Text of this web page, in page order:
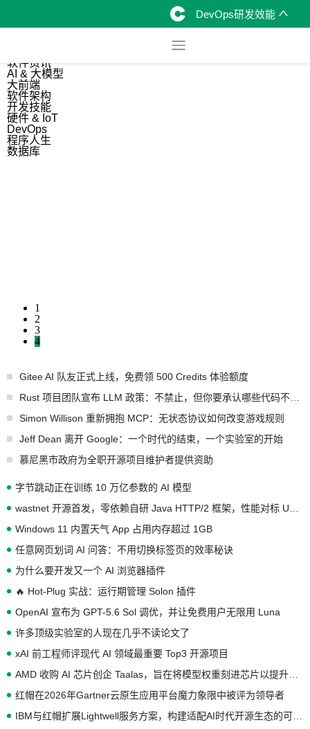
DevOps研发效能
软件资讯
AI & 大模型
大前端
软件架构
开发技能
硬件 & IoT
DevOps
程序人生
数据库
1
2
3
4
Gitee AI 队友正式上线，免费领 500 Credits 体验额度
Simon Willison 重新拥抱 MCP：无状态协议如何改变游戏规则
Jeff Dean 离开 Google：一个时代的结束，一个实验室的开始
慕尼黑市政府为全职开源项目维护者提供资助
字节跳动正在训练 10 万亿参数的 AI 模型
Windows 11 内置天气 App 占用内存超过 1GB
任意网页划词 AI 问答：不用切换标签页的效率秘诀
为什么要开发又一个 AI 浏览器插件
🔥 Hot-Plug 实战：运行期管理 Solon 插件
OpenAI 宣布为 GPT-5.6 Sol 调优，并让免费用户无限用 Luna
许多顶级实验室的人现在几乎不读论文了
xAI 前工程师评现代 AI 领域最重要 Top3 开源项目
红帽在2026年Gartner云原生应用平台魔力象限中被评为领导者